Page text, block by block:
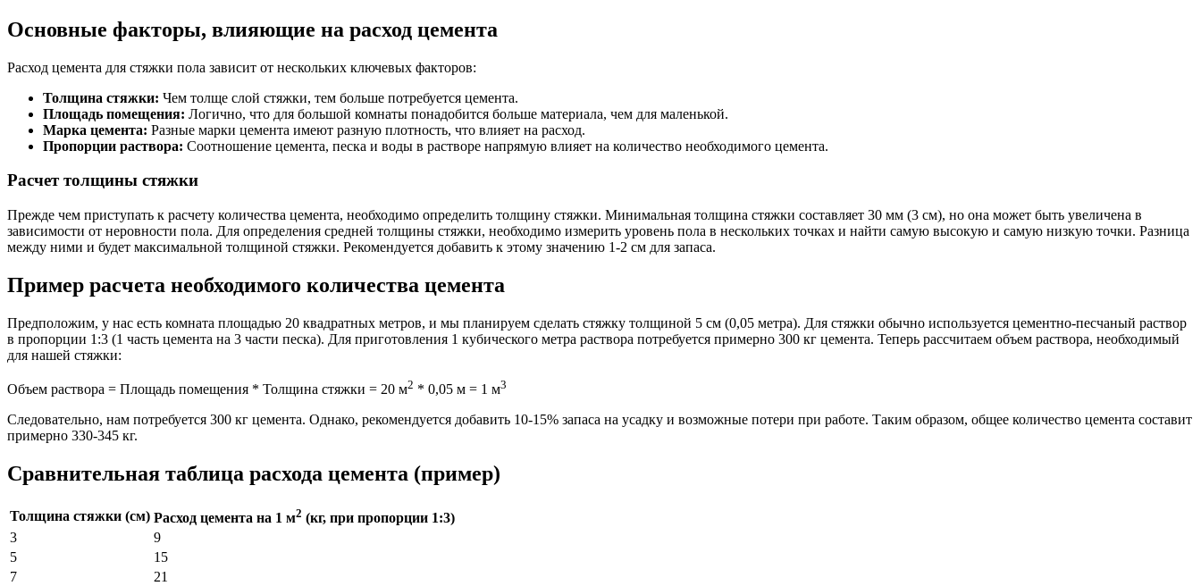
Основные факторы, влияющие на расход цемента
Расход цемента для стяжки пола зависит от нескольких ключевых факторов:
Толщина стяжки: Чем толще слой стяжки, тем больше потребуется цемента.
Площадь помещения: Логично, что для большой комнаты понадобится больше материала, чем для маленькой.
Марка цемента: Разные марки цемента имеют разную плотность, что влияет на расход.
Пропорции раствора: Соотношение цемента, песка и воды в растворе напрямую влияет на количество необходимого цемента.
Расчет толщины стяжки
Прежде чем приступать к расчету количества цемента, необходимо определить толщину стяжки. Минимальная толщина стяжки составляет 30 мм (3 см), но она может быть увеличена в
зависимости от неровности пола. Для определения средней толщины стяжки, необходимо измерить уровень пола в нескольких точках и найти самую высокую и самую низкую точки. Разница
между ними и будет максимальной толщиной стяжки. Рекомендуется добавить к этому значению 1-2 см для запаса.
Пример расчета необходимого количества цемента
Предположим, у нас есть комната площадью 20 квадратных метров, и мы планируем сделать стяжку толщиной 5 см (0,05 метра). Для стяжки обычно используется цементно-песчаный раствор
в пропорции 1:3 (1 часть цемента на 3 части песка). Для приготовления 1 кубического метра раствора потребуется примерно 300 кг цемента. Теперь рассчитаем объем раствора, необходимый
для нашей стяжки:
Объем раствора = Площадь помещения * Толщина стяжки = 20 м2 * 0,05 м = 1 м3
Следовательно, нам потребуется 300 кг цемента. Однако, рекомендуется добавить 10-15% запаса на усадку и возможные потери при работе. Таким образом, общее количество цемента составит
примерно 330-345 кг.
Сравнительная таблица расхода цемента (пример)
Толщина стяжки (см) Расход цемента на 1 м2 (кг, при пропорции 1:3)
3
9
5
15
7
21